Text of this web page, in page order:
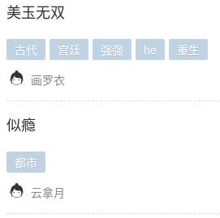
美玉无双
古代 宫廷 强强 he 重生
 画罗衣
似瘾
都市
 云拿月